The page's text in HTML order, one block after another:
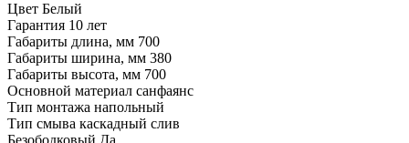
Цвет Белый
Гарантия 10 лет
Габариты длина, мм 700
Габариты ширина, мм 380
Габариты высота, мм 700
Основной материал санфаянс
Тип монтажа напольный
Тип смыва каскадный слив